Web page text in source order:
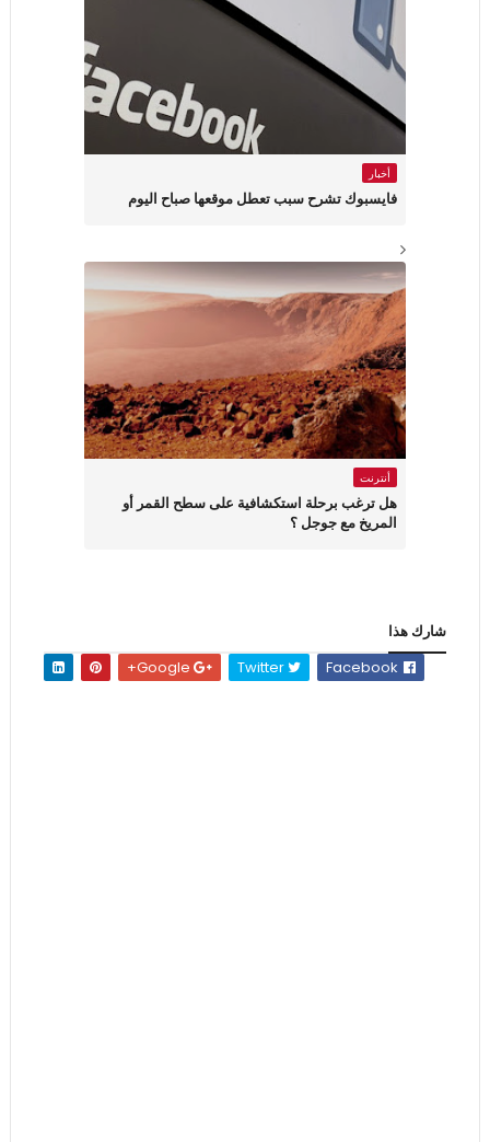
أخبار
فايسبوك تشرح سبب تعطل موقعها صباح اليوم
أنترنت
هل ترغب برحلة استكشافية على سطح القمر أو
المريخ مع جوجل ؟
شارك هذا
Twitter